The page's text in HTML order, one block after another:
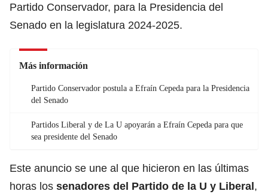
Partido Conservador, para la Presidencia del
Senado en la legislatura 2024-2025.
Más información
Partido Conservador postula a Efraín Cepeda para la Presidencia
del Senado
Partidos Liberal y de La U apoyarán a Efraín Cepeda para que
sea presidente del Senado
Este anuncio se une al que hicieron en las últimas
horas los senadores del Partido de la U y Liberal,